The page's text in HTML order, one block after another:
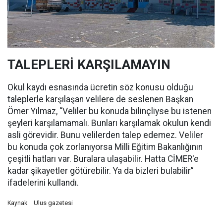
TALEPLERİ KARŞILAMAYIN
Okul kaydı esnasında ücretin söz konusu olduğu
taleplerle karşılaşan velilere de seslenen Başkan
Ömer Yılmaz, “Veliler bu konuda bilinçliyse bu istenen
şeyleri karşılamamalı. Bunları karşılamak okulun kendi
asli görevidir. Bunu velilerden talep edemez. Veliler
bu konuda çok zorlanıyorsa Milli Eğitim Bakanlığının
çeşitli hatları var. Buralara ulaşabilir. Hatta CİMER'e
kadar şikayetler götürebilir. Ya da bizleri bulabilir”
ifadelerini kullandı.
Kaynak: Ulus gazetesi